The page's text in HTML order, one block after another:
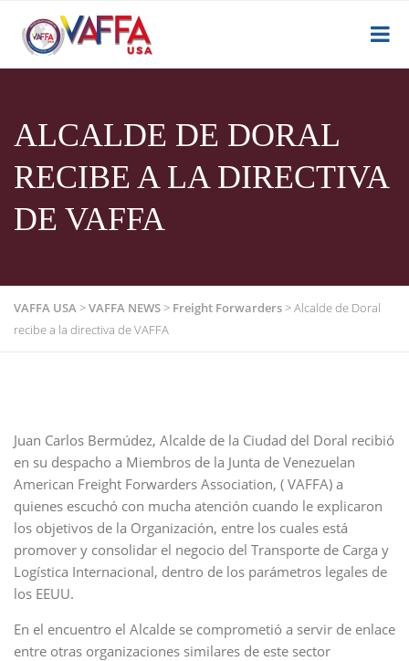
ALCALDE DE DORAL
RECIBE A LA DIRECTIVA
DE VAFFA
VAFFA USA>VAFFA NEWS> Freight Forwarders>Alcalde de Doral
recibe a la directiva de VAFFA
Juan Carlos Bermúdez, Alcalde de la Ciudad del Doral recibió
en su despacho a Miembros de la Junta de Venezuelan
American Freight Forwarders Association, ( VAFFA) a
quienes escuchó con mucha atención cuando le explicaron
los objetivos de la Organización, entre los cuales está
promover y consolidar el negocio del Transporte de Carga y
Logística Internacional, dentro de los parámetros legales de
los EEUU.
En el encuentro el Alcalde se comprometió a servir de enlace
entre otras organizaciones similares de este sector